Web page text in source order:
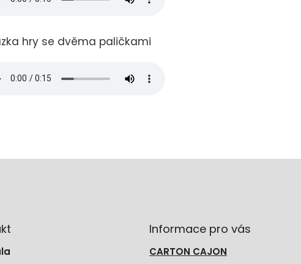
hry se dvěma paličkami
Informace pro vás
CARTON CAJON